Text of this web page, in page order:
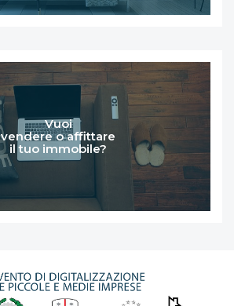
Vuoi
vendere o affittare
il tuo immobile?